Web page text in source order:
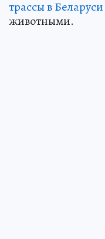
трассы в Беларуси
животными.